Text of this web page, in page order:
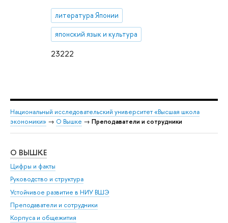
23222
литература Японии
японский язык и культура
Национальный исследовательский университет «Высшая школа
экономики» → О Вышке → Преподаватели и сотрудники
О ВЫШКЕ
Цифры и факты
Руководство и структура
Устойчивое развитие в НИУ ВШЭ
Преподаватели и сотрудники
Корпуса и общежития